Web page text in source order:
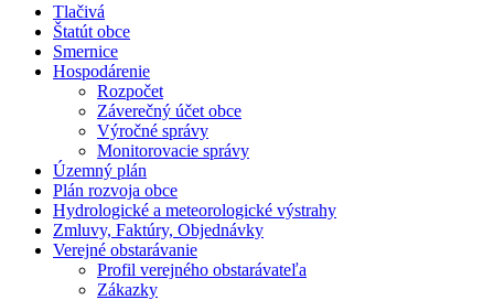
Tlačivá
Štatút obce
Smernice
Hospodárenie
Rozpočet
Záverečný účet obce
Výročné správy
Monitorovacie správy
Územný plán
Plán rozvoja obce
Hydrologické a meteorologické výstrahy
Zmluvy, Faktúry, Objednávky
Verejné obstarávanie
Profil verejného obstarávateľa
Zákazky